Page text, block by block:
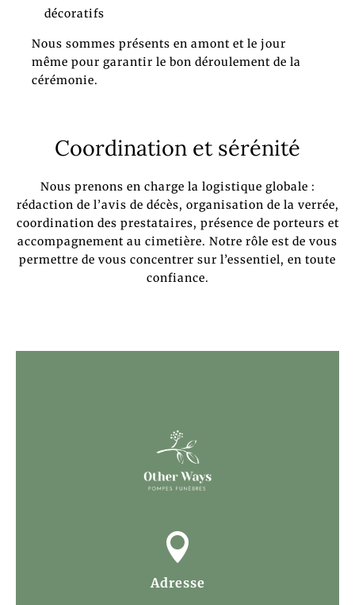
décoratifs
Nous sommes présents en amont et le jour
même pour garantir le bon déroulement de la
cérémonie.
Coordination et sérénité
Nous prenons en charge la logistique globale :
rédaction de l’avis de décès, organisation de la verrée,
coordination des prestataires, présence de porteurs et
accompagnement au cimetière. Notre rôle est de vous
permettre de vous concentrer sur l’essentiel, en toute
confiance.

Adresse